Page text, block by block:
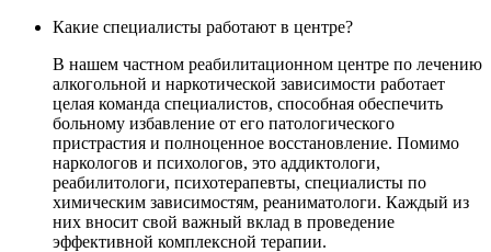
Какие специалисты работают в центре?
В нашем частном реабилитационном центре по лечению
алкогольной и наркотической зависимости работает
целая команда специалистов, способная обеспечить
больному избавление от его патологического
пристрастия и полноценное восстановление. Помимо
наркологов и психологов, это аддиктологи,
реабилитологи, психотерапевты, специалисты по
химическим зависимостям, реаниматологи. Каждый из
них вносит свой важный вклад в проведение
эффективной комплексной терапии.